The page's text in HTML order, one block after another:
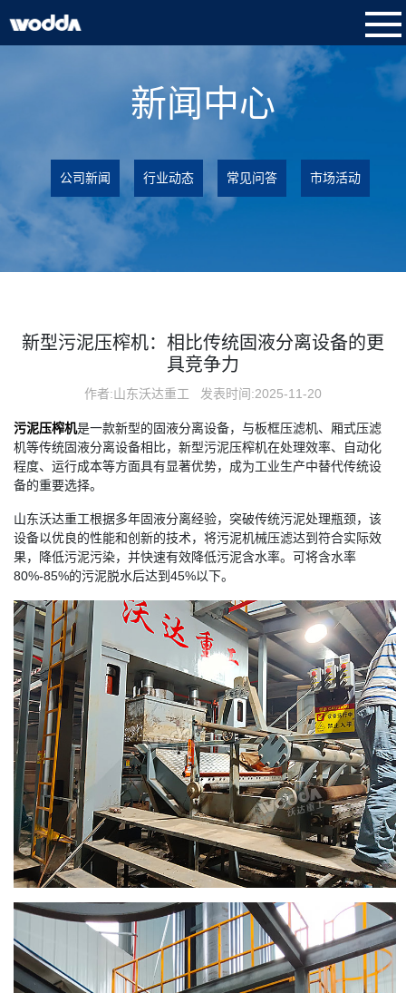
新闻中心
公司新闻 行业动态 常见问答 市场活动
新型污泥压榨机：相比传统固液分离设备的更
具竞争力
作者:山东沃达重工 发表时间:2025-11-20
污泥压榨机是一款新型的固液分离设备，与板框压滤机、厢式压滤
机等传统固液分离设备相比，新型污泥压榨机在处理效率、自动化
程度、运行成本等方面具有显著优势，成为工业生产中替代传统设
备的重要选择。
山东沃达重工根据多年固液分离经验，突破传统污泥处理瓶颈，该
设备以优良的性能和创新的技术，将污泥机械压滤达到符合实际效
果，降低污泥污染，并快速有效降低污泥含水率。可将含水率
80%-85%的污泥脱水后达到45%以下。